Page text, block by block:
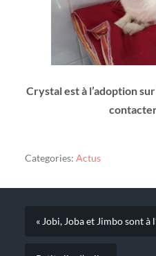
Crystal est à l’adoption
Categories: Actus
« Jobi, Joba et Jimbo sont à